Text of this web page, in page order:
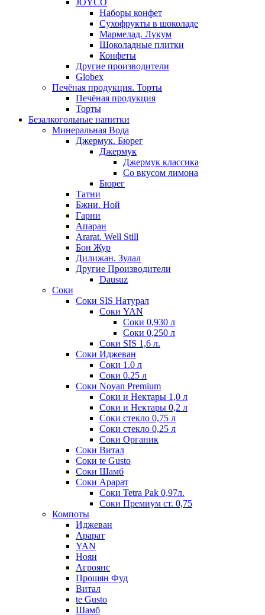
JOYCO
Наборы конфет
Сухофрукты в шоколаде
Мармелад. Лукум
Шоколадные плитки
Конфеты
Другие производители
Globex
Печёная продукция. Торты
Печёная продукция
Торты
Безалкогольные напитки
Минеральная Вода
Джермук. Бюрег
Джермук
Джермук классика
Со вкусом лимона
Бюрег
Татни
Бжни. Ной
Гарни
Апаран
Ararat. Well Still
Бон Жур
Дилижан. Зулал
Другие Производители
Dausuz
Соки
Соки SIS Натурал
Соки YAN
Соки 0,930 л
Соки 0,250 л
Соки SIS 1,6 л.
Соки Иджеван
Соки 1.0 л
Соки 0.25 л
Соки Noyan Premium
Соки и Нектары 1,0 л
Соки и Нектары 0,2 л
Соки стекло 0,75 л
Соки стекло 0,25 л
Соки Органик
Соки Витал
Соки te Gusto
Соки Шамб
Соки Арарат
Соки Tetra Pak 0,97л.
Соки Премиум ст. 0,75
Компоты
Иджеван
Арарат
YAN
Ноян
Агроянс
Прошян Фуд
Витал
te Gusto
Шамб